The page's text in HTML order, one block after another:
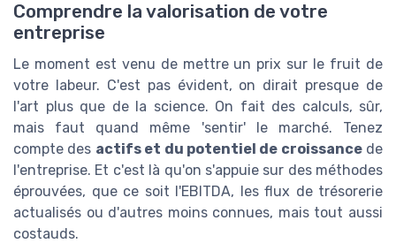
Comprendre la valorisation de votre
entreprise
Le moment est venu de mettre un prix sur le fruit de
votre labeur. C'est pas évident, on dirait presque de
l'art plus que de la science. On fait des calculs, sûr,
mais faut quand même 'sentir' le marché. Tenez
compte des actifs et du potentiel de croissancede
l'entreprise. Et c'est là qu'on s'appuie sur des méthodes
éprouvées, que ce soit l'EBITDA, les flux de trésorerie
actualisés ou d'autres moins connues, mais tout aussi
costauds.